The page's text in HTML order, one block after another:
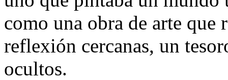
como una obra de arte que
reflexión cercanas, un
ocultos.